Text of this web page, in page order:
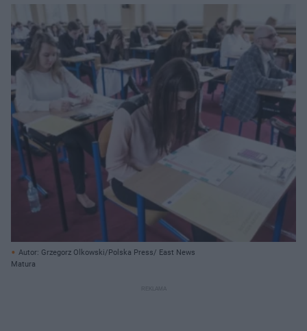
Autor: Grzegorz Olkowski/Polska Press/ East News
Matura